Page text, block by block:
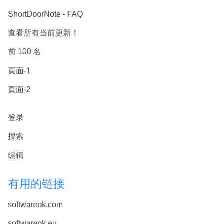
ShortDoorNote - FAQ
查看所有当前更新！
前 100 名
頁面-1
頁面-2
登录
搜索
编辑
有用的链接
softwareok.com